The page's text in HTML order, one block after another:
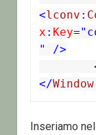
<lconv :
x : Key
" />
</
Inseriamo